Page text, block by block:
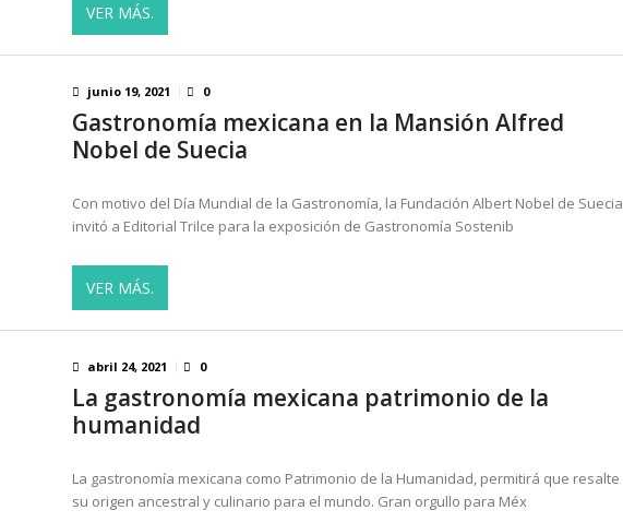
VER MÁS.
junio 19, 2021 0
Gastronomía mexicana en la Mansión Alfred
Nobel de Suecia
Con motivo del Día Mundial de la Gastronomía, la Fundación Albert Nobel de Suecia
invitó a Editorial Trilce para la exposición de Gastronomía Sostenib
VER MÁS.
abril 24, 2021 0
La gastronomía mexicana patrimonio de la
humanidad
La gastronomía mexicana como Patrimonio de la Humanidad, permitirá que resalte
su origen ancestral y culinario para el mundo. Gran orgullo para Méx